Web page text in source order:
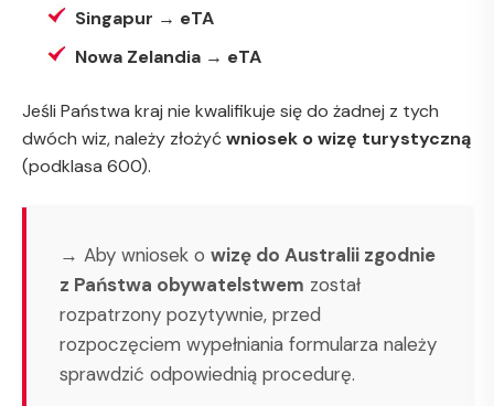
Singapur → eTA
Nowa Zelandia → eTA
Jeśli Państwa kraj nie kwalifikuje się do żadnej z tych
dwóch wiz, należy złożyćwniosek o wizę turystyczną
(podklasa 600).
→ Aby wniosek o wizę do Australii zgodnie
z Państwa obywatelstwem został
rozpatrzony pozytywnie, przed
rozpoczęciem wypełniania formularza należy
sprawdzić odpowiednią procedurę.